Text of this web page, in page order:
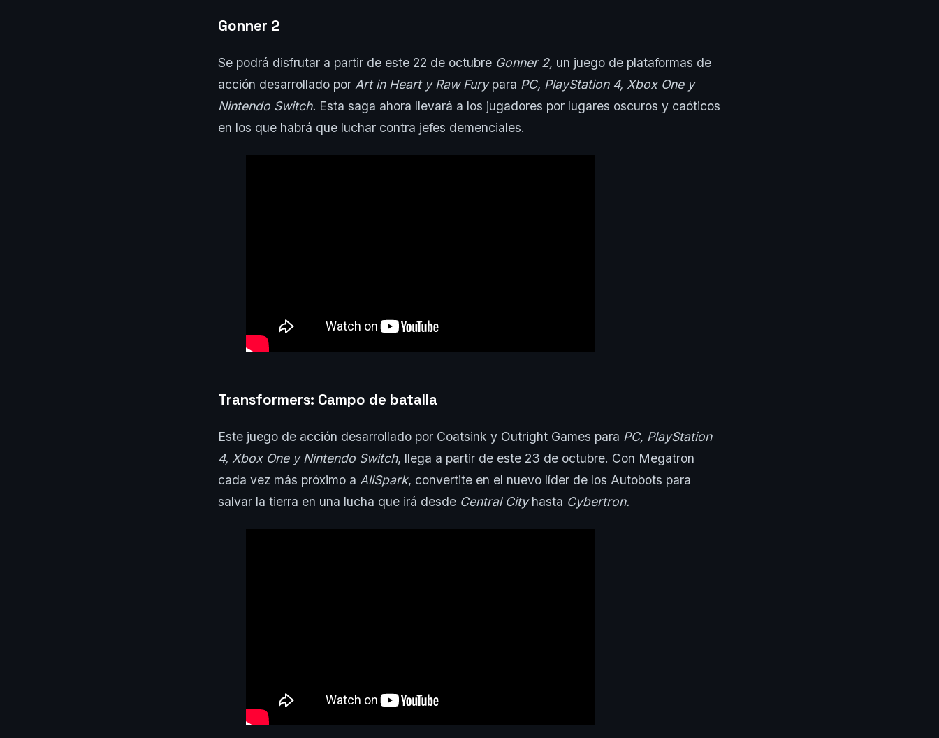
Gonner 2
Se podrá disfrutar a partir de este 22 de octubre Gonner 2, un juego de plataformas de
acción desarrollado por Art in Heart y Raw Furypara PC, PlayStation 4, Xbox One y
Nintendo Switch. Esta saga ahora llevará a los jugadores por lugares oscuros y caóticos
en los que habrá que luchar contra jefes demenciales.
Transformers: Campo de batalla
Este juego de acción desarrollado por Coatsink y Outright Games para PC, PlayStation
4, Xbox One y Nintendo Switch, llega a partir de este 23 de octubre. Con Megatron
cada vez más próximo a AllSpark, convertite en el nuevo líder de los Autobots para
salvar la tierra en una lucha que irá desde Central Cityhasta Cybertron.